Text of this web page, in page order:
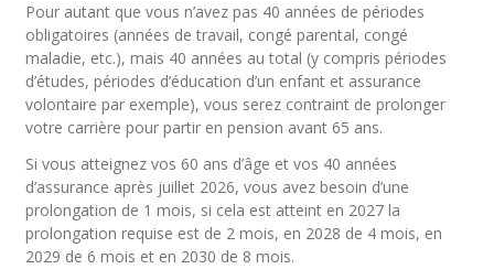
Pour autant que vous n’avez pas 40 années de périodes
obligatoires (années de travail, congé parental, congé
maladie, etc.), mais 40 années au total (y compris périodes
d’études, périodes d’éducation d’un enfant et assurance
volontaire par exemple), vous serez contraint de prolonger
votre carrière pour partir en pension avant 65 ans.
Si vous atteignez vos 60 ans d’âge et vos 40 années
d’assurance après juillet 2026, vous avez besoin d’une
prolongation de 1 mois, si cela est atteint en 2027 la
prolongation requise est de 2 mois, en 2028 de 4 mois, en
2029 de 6 mois et en 2030 de 8 mois.